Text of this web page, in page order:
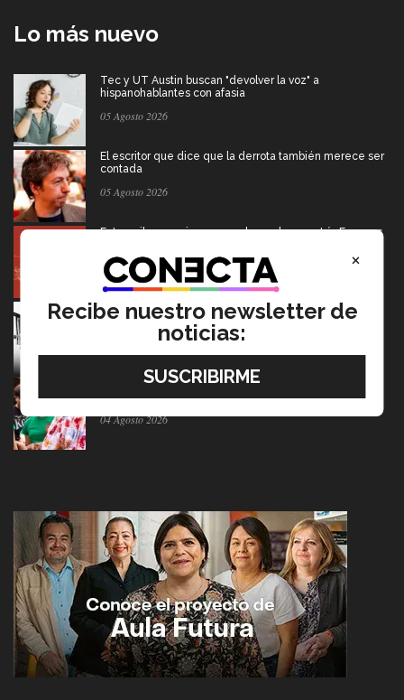
Lo más nuevo
Tec y UT Austin buscan "devolver la voz" a
hispanohablantes con afasia
05 Agosto 2026
El escritor que dice que la derrota también merece ser
contada
05 Agosto 2026
Entre miles: mexicana gana beca de maestría Erasmus
05 Agosto 2026
Movilidad y robots: sonorenses colaboran en proyectos
de investigación
05 Agosto 2026
Estudiantes de 5 campus Tec impulsan proyectos en la
Sierra Tarahumara
04 Agosto 2026
×
Recibe nuestro newsletter de
noticias: